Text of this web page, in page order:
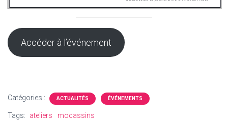
Accéder à l’événement
Catégories : ACTUALITÉS ÉVÉNEMENTS
Tags: ateliers mocassins